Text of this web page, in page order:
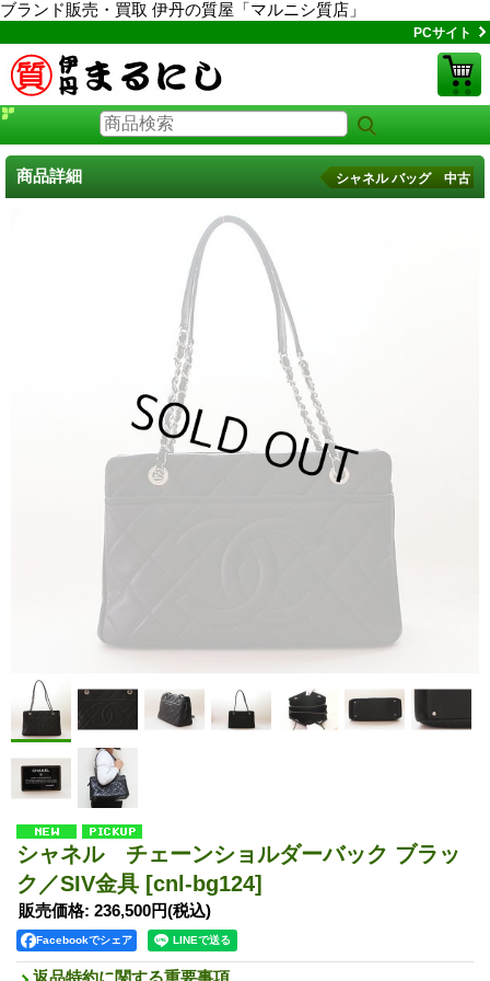
ブランド販売・買取 伊丹の質屋「マルニシ質店」
PCサイト
商品詳細 シャネル バッグ 中古
シャネル チェーンショルダーバック ブラッ
ク／SIV金具 [cnl-bg124]
販売価格: 236,500円(税込)
Facebookでシェア
返品特約に関する重要事項